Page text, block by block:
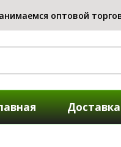
Доставка